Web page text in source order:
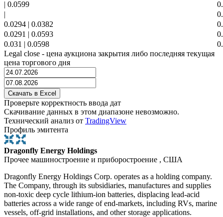
| 0.0599
|
0.0294 | 0.0382
0.0291 | 0.0593
0.031 | 0.0598
Legal close - цена аукциона закрытия либо последняя текущая
цена торгового дня
Проверьте корректность ввода дат
Скачивание данных в этом диапазоне невозможно.
Технический анализ от TradingView
Профиль эмитента
Dragonfly Energy Holdings
Прочее машиностроение и приборостроение , США
Dragonfly Energy Holdings Corp. operates as a holding company.
The Company, through its subsidiaries, manufactures and supplies
non-toxic deep cycle lithium-ion batteries, displacing lead-acid
batteries across a wide range of end-markets, including RVs, marine
vessels, off-grid installations, and other storage applications.